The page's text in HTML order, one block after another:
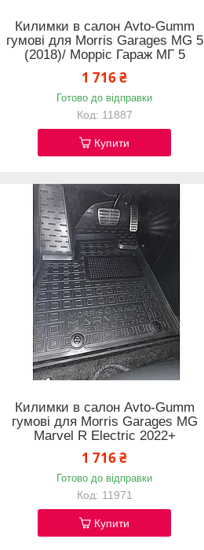
Килимки в салон Avto-Gumm
гумові для Morris Garages MG 5
(2018)/ Морріс Гараж МГ 5
1 716 ₴
Готово до відправки
11887
Купити
Килимки в салон Avto-Gumm
гумові для Morris Garages MG
Marvel R Electric 2022+
1 716 ₴
Готово до відправки
11971
Купити